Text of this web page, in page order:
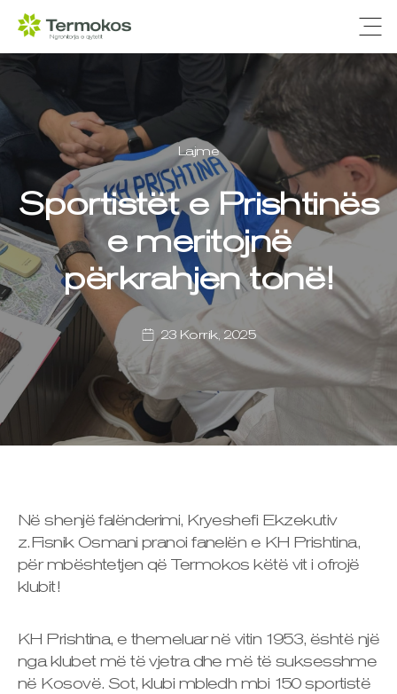
Lajme
Sportistët e Prishtinës
e meritojnë
përkrahjen tonë!
23 Korrik, 2025
Në shenjë falënderimi, Kryeshefi Ekzekutiv
z.Fisnik Osmani pranoi fanelën e KH Prishtina,
për mbështetjen që Termokos këtë vit i ofrojë
klubit!
KH Prishtina, e themeluar në vitin 1953, është një
nga klubet më të vjetra dhe më të suksesshme
në Kosovë. Sot, klubi mbledh mbi 150 sportistë